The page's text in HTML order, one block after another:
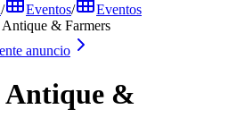
/ Eventos/
Eventos
& Farmers
anuncio
Antique &